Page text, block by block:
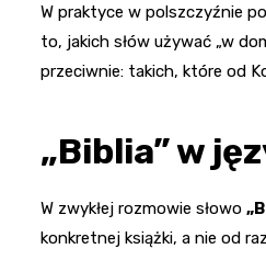
W praktyce w polszczyźnie
to, jakich słów używać „w
przeciwnie: takich, które od
„Biblia” w
W zwykłej rozmowie słowo
konkretnej książki, a nie od